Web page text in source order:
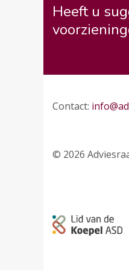
Heeft u
Contact:
© 2026